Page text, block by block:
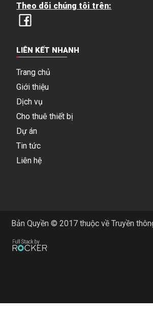
Theo dõi chúng tôi trên:
LIÊN KẾT NHANH
Trang chủ
Giới thiệu
Dịch vụ
Cho thuê thiết bị
Dự án
Tin tức
Liên hệ
Bản Quyền © 2017 thuộc về Truyền